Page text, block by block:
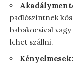
padlószintnek
babakocsival
lehet szállni.
Kényelmesek: